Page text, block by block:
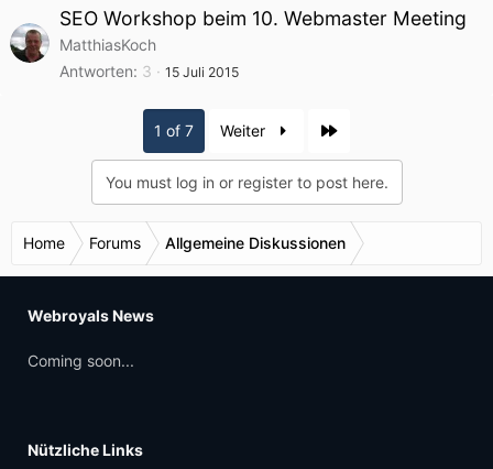
SEO Workshop beim 10. Webmaster Meeting
MatthiasKoch
Antworten 3 15 Juli 2015
1 of 7 Weiter
You must log in or register to post here.
Home Forums Allgemeine Diskussionen
Webroyals News
Coming soon...
Nützliche Links